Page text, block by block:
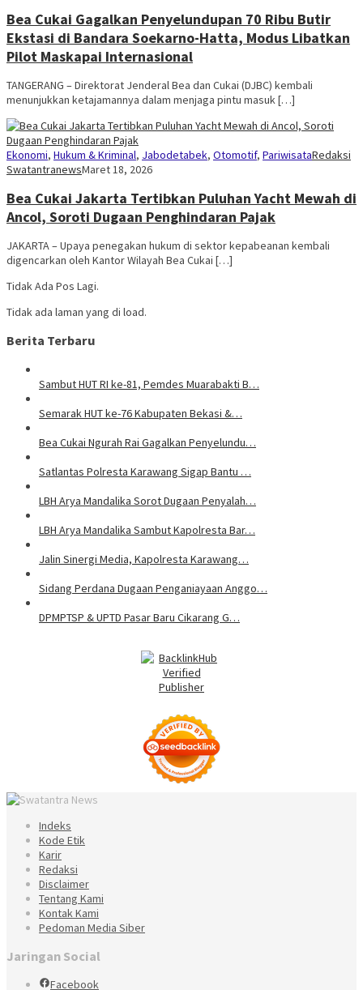
Bea Cukai Gagalkan Penyelundupan 70 Ribu Butir
Ekstasi di Bandara Soekarno-Hatta, Modus Libatkan
Pilot Maskapai Internasional
TANGERANG – Direktorat Jenderal Bea dan Cukai (DJBC) kembali
menunjukkan ketajamannya dalam menjaga pintu masuk […]
Ekonomi, Hukum & Kriminal, Jabodetabek, Otomotif, PariwisataRedaksi
SwatantranewsMaret 18, 2026
Bea Cukai Jakarta Tertibkan Puluhan Yacht Mewah di
Ancol, Soroti Dugaan Penghindaran Pajak
JAKARTA – Upaya penegakan hukum di sektor kepabeanan kembali
digencarkan oleh Kantor Wilayah Bea Cukai […]
Tidak Ada Pos Lagi.
Tidak ada laman yang di load.
Berita Terbaru
Sambut HUT RI ke-81, Pemdes Muarabakti B…
Semarak HUT ke-76 Kabupaten Bekasi &…
Bea Cukai Ngurah Rai Gagalkan Penyelundu…
Satlantas Polresta Karawang Sigap Bantu …
LBH Arya Mandalika Sorot Dugaan Penyalah…
LBH Arya Mandalika Sambut Kapolresta Bar…
Jalin Sinergi Media, Kapolresta Karawang…
Sidang Perdana Dugaan Penganiayaan Anggo…
DPMPTSP & UPTD Pasar Baru Cikarang G…
Indeks
Kode Etik
Karir
Redaksi
Disclaimer
Tentang Kami
Kontak Kami
Pedoman Media Siber
Jaringan Social
Facebook